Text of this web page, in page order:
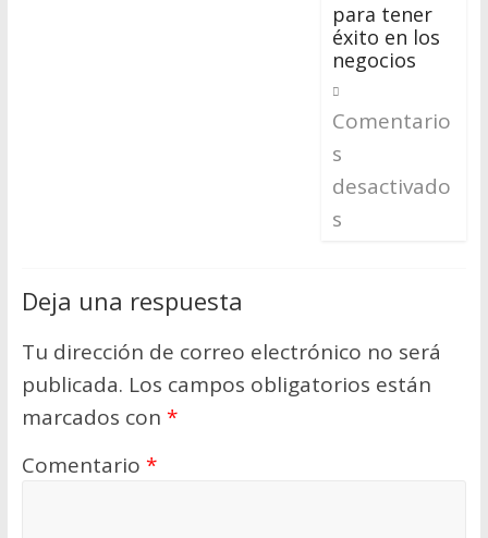
para tener
éxito en los
negocios
Comentario
s
desactivado
s
Deja una respuesta
Tu dirección de correo electrónico no será
publicada. Los campos obligatorios están
marcados con *
Comentario *